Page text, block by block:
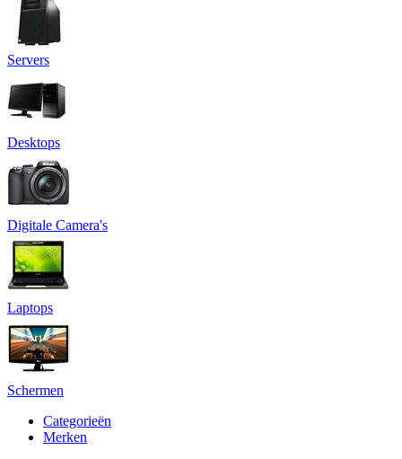
Servers
Desktops
Digitale Camera's
Laptops
Schermen
Categorieën
Merken